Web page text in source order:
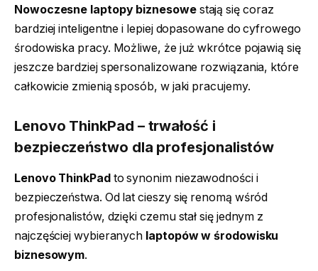
Nowoczesne laptopy biznesowestają się coraz
bardziej inteligentne i lepiej dopasowane do cyfrowego
środowiska pracy. Możliwe, że już wkrótce pojawią się
jeszcze bardziej spersonalizowane rozwiązania, które
całkowicie zmienią sposób, w jaki pracujemy.
Lenovo ThinkPad – trwałość i
bezpieczeństwo dla profesjonalistów
Lenovo ThinkPadto synonim niezawodności i
bezpieczeństwa. Od lat cieszy się renomą wśród
profesjonalistów, dzięki czemu stał się jednym z
najczęściej wybieranych laptopów w środowisku
biznesowym.